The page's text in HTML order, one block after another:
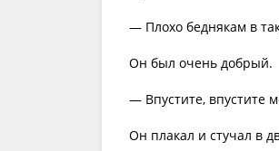
— Плохо беднякам в
Он был очень добрый.
— Впустите, впустите
Он плакал и стучал в